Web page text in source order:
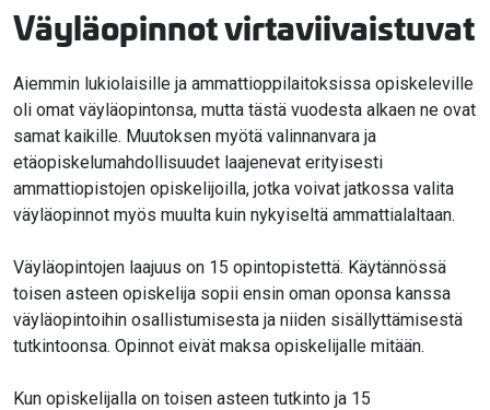
Väyläopinnot virtaviivaistuvat
Aiemmin lukiolaisille ja ammattioppilaitoksissa opiskeleville
oli omat väyläopintonsa, mutta tästä vuodesta alkaen ne ovat
samat kaikille. Muutoksen myötä valinnanvara ja
etäopiskelumahdollisuudet laajenevat erityisesti
ammattiopistojen opiskelijoilla, jotka voivat jatkossa valita
väyläopinnot myös muulta kuin nykyiseltä ammattialaltaan.
Väyläopintojen laajuus on 15 opintopistettä. Käytännössä
toisen asteen opiskelija sopii ensin oman oponsa kanssa
väyläopintoihin osallistumisesta ja niiden sisällyttämisestä
tutkintoonsa. Opinnot eivät maksa opiskelijalle mitään.
Kun opiskelijalla on toisen asteen tutkinto ja 15